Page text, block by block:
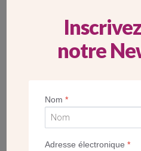
notre
Nom*
Adresse électronique*